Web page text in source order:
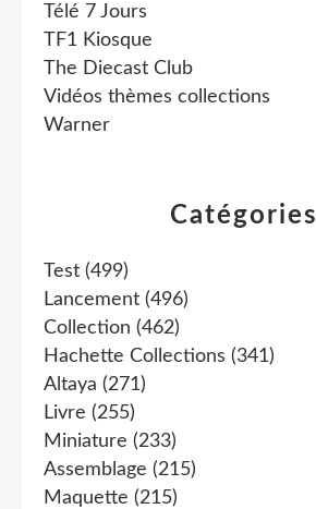
Catégories
Test (499)
Lancement (496)
Collection (462)
Hachette Collections (341)
Altaya (271)
Livre (255)
Miniature (233)
Assemblage (215)
Maquette (215)
Télé 7 Jours
TF1 Kiosque
The Diecast Club
Vidéos thèmes collections
Warner